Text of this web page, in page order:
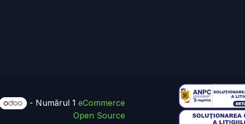
- Numărul 1 eCommerce
Open Source